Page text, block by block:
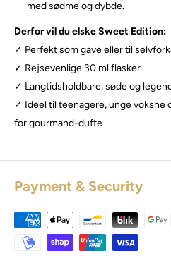
med sødme og dybde.
Derfor vil du elske Sweet Edition:
✓ Perfekt som gave eller til
✓ Rejsevenlige 30 ml flasker
✓ Langtidsholdbare, søde og
✓ Ideel til teenagere, unge voksne
for gourmand-dufte
Payment & Security